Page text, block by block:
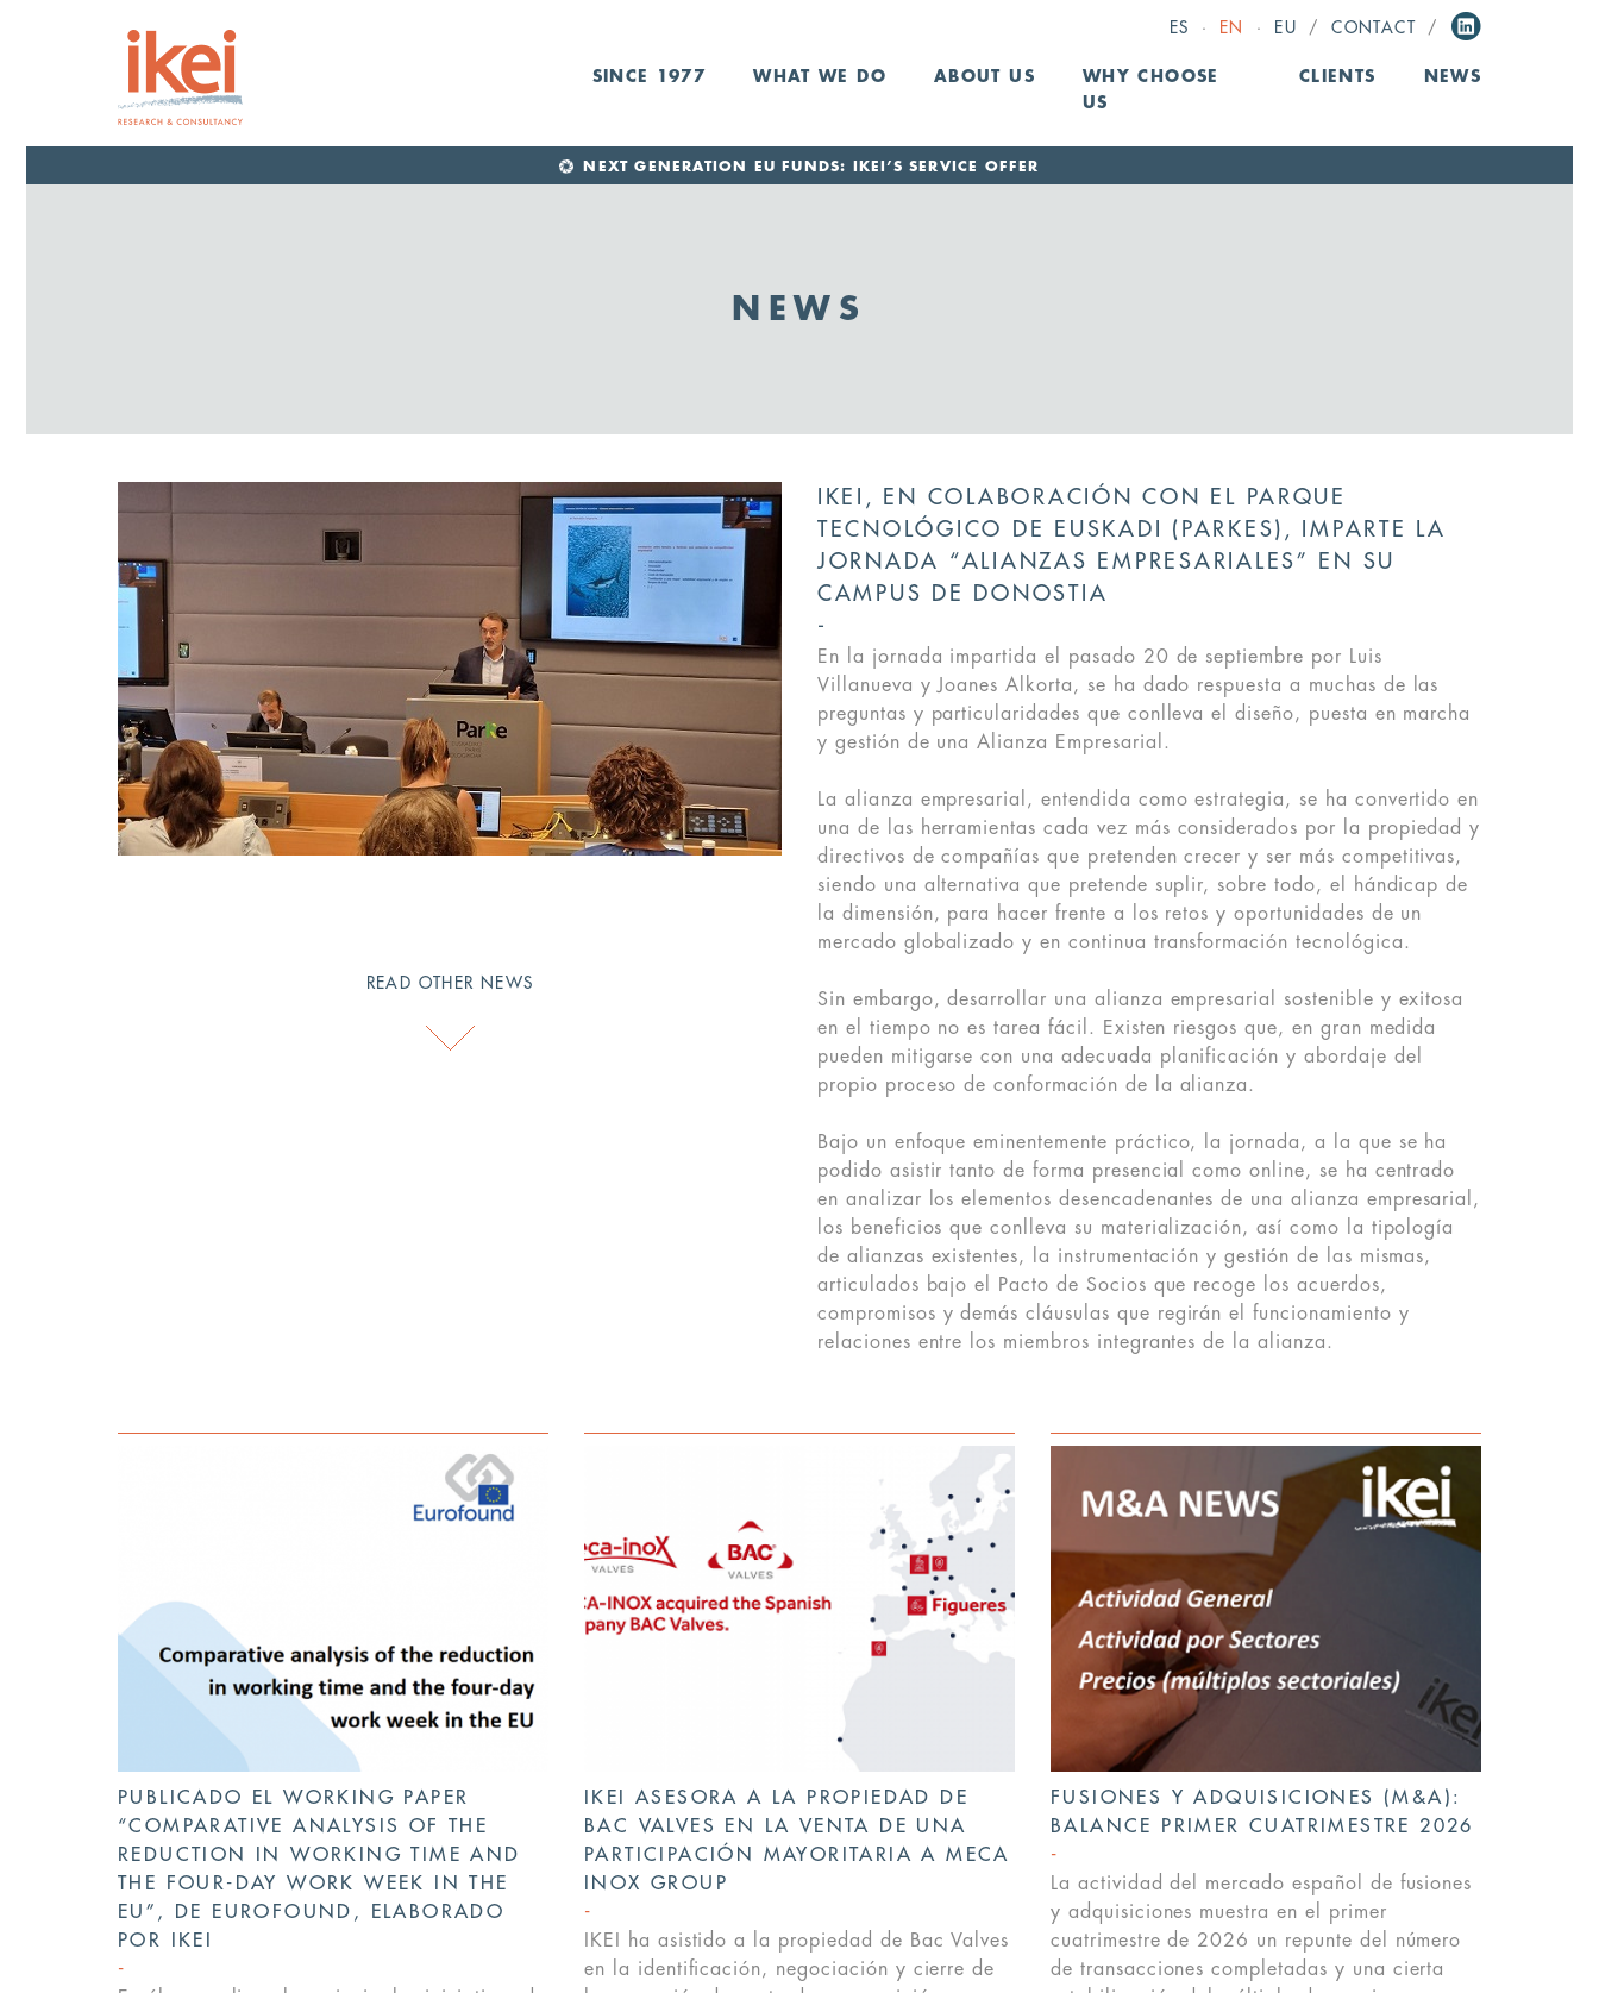
ES · EN · EU / CONTACT /
SINCE 1977 WHAT WE DO ABOUT US
WHY CHOOSE
US
CLIENTS NEWS
NEXT GENERATION EU FUNDS: IKEI’S SERVICE OFFER
NEWS
READ OTHER NEWS
IKEI, EN COLABORACIÓN CON EL PARQUE
TECNOLÓGICO DE EUSKADI (PARKES), IMPARTE LA
JORNADA “ALIANZAS EMPRESARIALES” EN SU
CAMPUS DE DONOSTIA
En la jornada impartida el pasado 20 de septiembre por Luis
Villanueva y Joanes Alkorta, se ha dado respuesta a muchas de las
preguntas y particularidades que conlleva el diseño, puesta en marcha
y gestión de una Alianza Empresarial.
La alianza empresarial, entendida como estrategia, se ha convertido en
una de las herramientas cada vez más considerados por la propiedad y
directivos de compañías que pretenden crecer y ser más competitivas,
siendo una alternativa que pretende suplir, sobre todo, el hándicap de
la dimensión, para hacer frente a los retos y oportunidades de un
mercado globalizado y en continua transformación tecnológica.
Sin embargo, desarrollar una alianza empresarial sostenible y exitosa
en el tiempo no es tarea fácil. Existen riesgos que, en gran medida
pueden mitigarse con una adecuada planificación y abordaje del
propio proceso de conformación de la alianza.
Bajo un enfoque eminentemente práctico, la jornada, a la que se ha
podido asistir tanto de forma presencial como online, se ha centrado
en analizar los elementos desencadenantes de una alianza empresarial,
los beneficios que conlleva su materialización, así como la tipología
de alianzas existentes, la instrumentación y gestión de las mismas,
articulados bajo el Pacto de Socios que recoge los acuerdos,
compromisos y demás cláusulas que regirán el funcionamiento y
relaciones entre los miembros integrantes de la alianza.
PUBLICADO EL WORKING PAPER
“COMPARATIVE ANALYSIS OF THE
REDUCTION IN WORKING TIME AND
THE FOUR-DAY WORK WEEK IN THE
EU”, DE EUROFOUND, ELABORADO
POR IKEI
IKEI ASESORA A LA PROPIEDAD DE
BAC VALVES EN LA VENTA DE UNA
PARTICIPACIÓN MAYORITARIA A MECA
INOX GROUP
IKEI ha asistido a la propiedad de Bac Valves
en la identificación, negociación y cierre de
FUSIONES Y ADQUISICIONES (M&A):
BALANCE PRIMER CUATRIMESTRE 2026
La actividad del mercado español de fusiones
y adquisiciones muestra en el primer
cuatrimestre de 2026 un repunte del número
de transacciones completadas y una cierta